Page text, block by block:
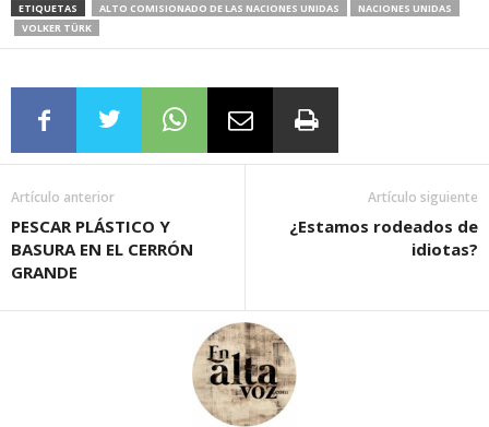
ETIQUETAS ALTO COMISIONADO DE LAS NACIONES UNIDAS
NACIONES UNIDAS
VOLKER TÜRK
Artículo anterior
PESCAR PLÁSTICO Y
BASURA EN EL CERRÓN
GRANDE
Artículo siguiente
¿Estamos rodeados de
idiotas?